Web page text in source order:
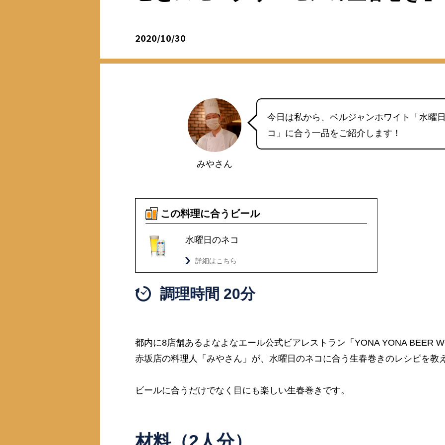
2020/10/30
みやさん
今日は私から、ベルジャンホワイト「水曜
コ」に合う一品をご紹介します！
この料理に合うビール
水曜日のネコ
詳細はこちら
調理時間 20分
都内に8店舗あるよなよなエール公式ビアレストラン「YONA YONA BEER
赤坂店の料理人「みやさん」が、水曜日のネコに合う生春巻きのレシピを教
ビールに合うだけでなく目にも楽しい生春巻きです。